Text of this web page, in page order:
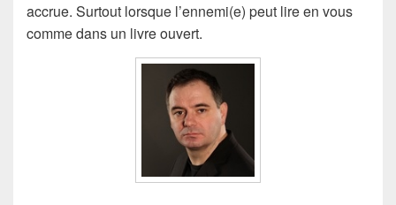
accrue. Surtout lorsque l’ennemi(e) peut lire en vous
comme dans un livre ouvert.